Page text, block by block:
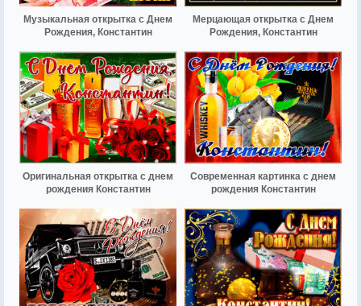
Музыкальная открытка с Днем
Рождения, Константин
Мерцающая открытка с Днем
Рождения, Константин
Оригинальная открытка с днем
рождения Константин
Современная картинка с днем
рождения Константин